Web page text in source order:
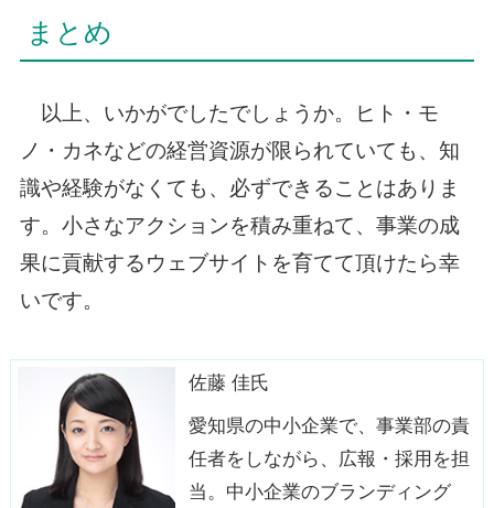
まとめ
以上、いかがでしたでしょうか。ヒト・モ
ノ・カネなどの経営資源が限られていても、知
識や経験がなくても、必ずできることはありま
す。小さなアクションを積み重ねて、事業の成
果に貢献するウェブサイトを育てて頂けたら幸
いです。
佐藤 佳氏
愛知県の中小企業で、事業部の責
任者をしながら、広報・採用を担
当。中小企業のブランディング